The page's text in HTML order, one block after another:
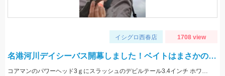
イシグロ西春店 1708 view
名港河川デイシーバス開幕しました！ベイトはまさかの…
コアマンのパワーヘッド3ｇにスラッシュのデビルテール3.4インチ ホワイトシルバーで釣れました！